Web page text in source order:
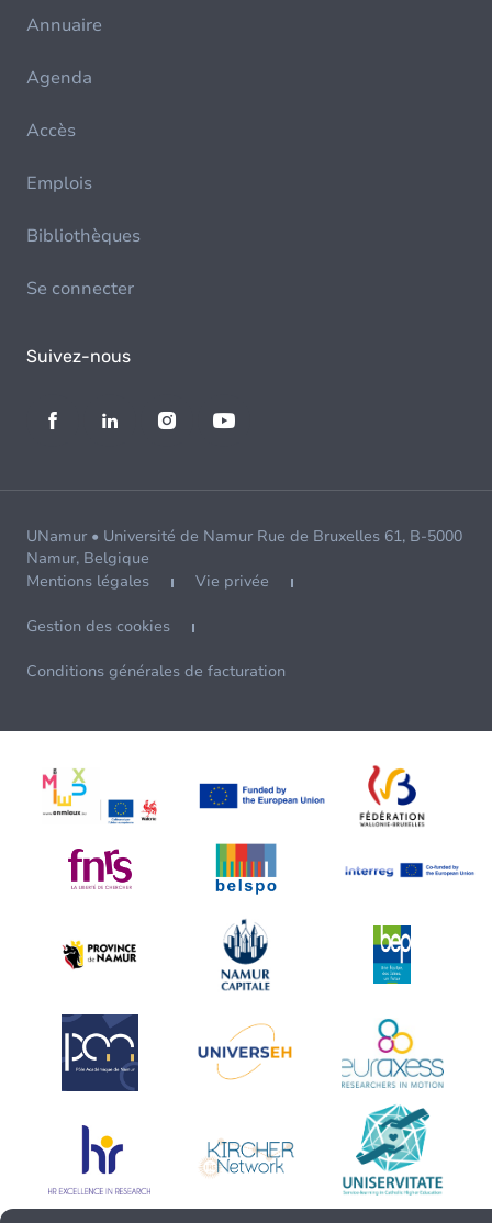
Annuaire
Agenda
Accès
Emplois
Bibliothèques
Se connecter
Suivez-nous
UNamur • Université de Namur Rue de Bruxelles 61, B-5000
Namur, Belgique
Mentions légales
Vie privée
Gestion des cookies
Conditions générales de facturation